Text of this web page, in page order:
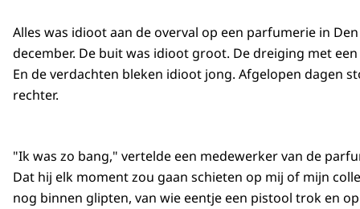
Alles was idioot aan de overval op een parfumerie in
december. De buit was idioot groot. De dreiging met
En de verdachten bleken idioot jong. Afgelopen dagen
rechter.
"Ik was zo bang," vertelde een medewerker van de
Dat hij elk moment zou gaan schieten op mij of mijn
nog binnen glipten, van wie eentje een pistool trok en